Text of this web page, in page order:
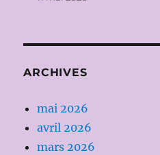
ARCHIVES
mai 2026
avril 2026
mars 2026